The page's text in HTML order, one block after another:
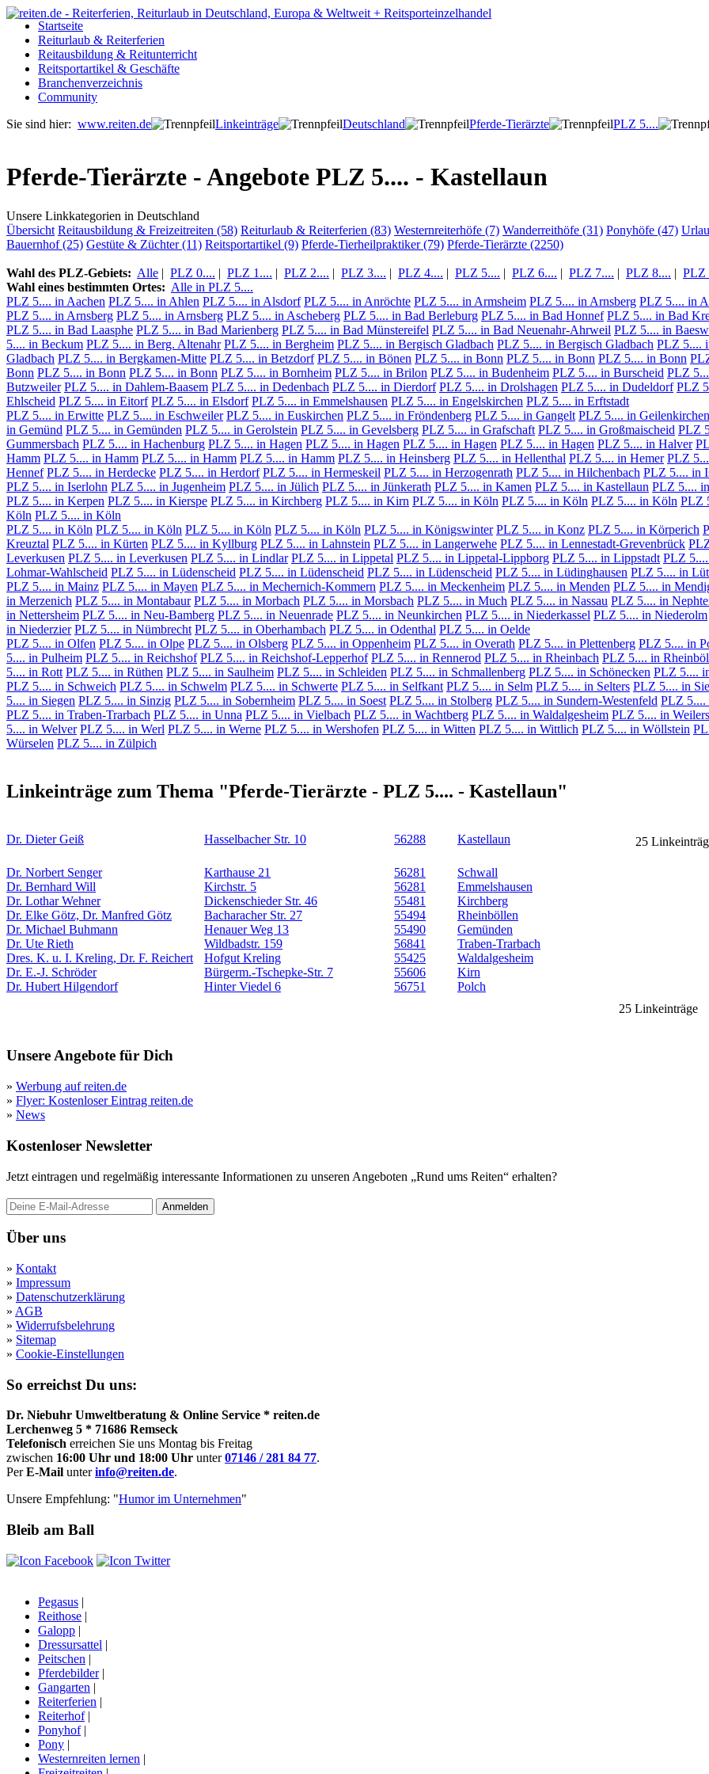
Startseite
Reiturlaub & Reiterferien
Reitausbildung & Reitunterricht
Reitsportartikel & Geschäfte
Branchenverzeichnis
Community
Sie sind hier: www.reiten.de Linkeinträge Deutschland Pferde-Tierärzte PLZ 5....
Pferde-Tierärzte - Angebote PLZ 5.... - Kastellaun
Unsere Linkkategorien in Deutschland
Übersicht Reitausbildung & Freizeitreiten (58) Reiturlaub & Reiterferien (83) Westernreiterhöfe (7) Wanderreithöfe (31) Ponyhöfe (47)
Bauernhof (25) Gestüte & Züchter (11) Reitsportartikel (9) Pferde-Tierheilpraktiker (79) Pferde-Tierärzte (2250)
Wahl des PLZ-Gebiets: Alle | PLZ 0.... | PLZ 1.... | PLZ 2.... | PLZ 3.... | PLZ 4.... | PLZ 5.... | PLZ 6.... | PLZ 7.... | PLZ 8.... | PLZ
Wahl eines bestimmten Ortes: Alle in PLZ 5....
PLZ 5.... in Aachen PLZ 5.... in Ahlen PLZ 5.... in Alsdorf PLZ 5.... in Anröchte PLZ 5.... in Armsheim PLZ 5.... in Arnsberg PLZ 5.... in
PLZ 5.... in Arnsberg PLZ 5.... in Arnsberg PLZ 5.... in Ascheberg PLZ 5.... in Bad Berleburg PLZ 5.... in Bad Honnef PLZ 5.... in Bad
PLZ 5.... in Bad Laasphe PLZ 5.... in Bad Marienberg PLZ 5.... in Bad Münstereifel PLZ 5.... in Bad Neuenahr-Ahrweil PLZ 5.... in
5.... in Beckum PLZ 5.... in Berg. Altenahr PLZ 5.... in Bergheim PLZ 5.... in Bergisch Gladbach PLZ 5.... in Bergisch Gladbach PLZ 5....
Gladbach PLZ 5.... in Bergkamen-Mitte PLZ 5.... in Betzdorf PLZ 5.... in Bönen PLZ 5.... in Bonn PLZ 5.... in Bonn PLZ 5.... in Bonn
Bonn PLZ 5.... in Bonn PLZ 5.... in Bonn PLZ 5.... in Bornheim PLZ 5.... in Brilon PLZ 5.... in Budenheim PLZ 5.... in Burscheid PLZ
Butzweiler PLZ 5.... in Dahlem-Baasem PLZ 5.... in Dedenbach PLZ 5.... in Dierdorf PLZ 5.... in Drolshagen PLZ 5.... in Dudeldorf PLZ
Ehlscheid PLZ 5.... in Eitorf PLZ 5.... in Elsdorf PLZ 5.... in Emmelshausen PLZ 5.... in Engelskirchen PLZ 5.... in Erftstadt
PLZ 5.... in Erwitte PLZ 5.... in Eschweiler PLZ 5.... in Euskirchen PLZ 5.... in Fröndenberg PLZ 5.... in Gangelt PLZ 5.... in Geilenkirchen
in Gemünd PLZ 5.... in Gemünden PLZ 5.... in Gerolstein PLZ 5.... in Gevelsberg PLZ 5.... in Grafschaft PLZ 5.... in Großmaischeid PLZ
Gummersbach PLZ 5.... in Hachenburg PLZ 5.... in Hagen PLZ 5.... in Hagen PLZ 5.... in Hagen PLZ 5.... in Hagen PLZ 5.... in Halver
Hamm PLZ 5.... in Hamm PLZ 5.... in Hamm PLZ 5.... in Hamm PLZ 5.... in Heinsberg PLZ 5.... in Hellenthal PLZ 5.... in Hemer PLZ
Hennef PLZ 5.... in Herdecke PLZ 5.... in Herdorf PLZ 5.... in Hermeskeil PLZ 5.... in Herzogenrath PLZ 5.... in Hilchenbach PLZ 5.... in
PLZ 5.... in Iserlohn PLZ 5.... in Jugenheim PLZ 5.... in Jülich PLZ 5.... in Jünkerath PLZ 5.... in Kamen PLZ 5.... in Kastellaun PLZ 5....
PLZ 5.... in Kerpen PLZ 5.... in Kierspe PLZ 5.... in Kirchberg PLZ 5.... in Kirn PLZ 5.... in Köln PLZ 5.... in Köln PLZ 5.... in Köln PLZ
Köln PLZ 5.... in Köln
PLZ 5.... in Köln PLZ 5.... in Köln PLZ 5.... in Köln PLZ 5.... in Köln PLZ 5.... in Königswinter PLZ 5.... in Konz PLZ 5.... in Körperich
Kreuztal PLZ 5.... in Kürten PLZ 5.... in Kyllburg PLZ 5.... in Lahnstein PLZ 5.... in Langerwehe PLZ 5.... in Lennestadt-Grevenbrück
Leverkusen PLZ 5.... in Leverkusen PLZ 5.... in Lindlar PLZ 5.... in Lippetal PLZ 5.... in Lippetal-Lippborg PLZ 5.... in Lippstadt PLZ
Lohmar-Wahlscheid PLZ 5.... in Lüdenscheid PLZ 5.... in Lüdenscheid PLZ 5.... in Lüdenscheid PLZ 5.... in Lüdinghausen PLZ 5.... in
PLZ 5.... in Mainz PLZ 5.... in Mayen PLZ 5.... in Mechernich-Kommern PLZ 5.... in Meckenheim PLZ 5.... in Menden PLZ 5.... in
in Merzenich PLZ 5.... in Montabaur PLZ 5.... in Morbach PLZ 5.... in Morsbach PLZ 5.... in Much PLZ 5.... in Nassau PLZ 5.... in
in Nettersheim PLZ 5.... in Neu-Bamberg PLZ 5.... in Neuenrade PLZ 5.... in Neunkirchen PLZ 5.... in Niederkassel PLZ 5.... in Niederolm
in Niederzier PLZ 5.... in Nümbrecht PLZ 5.... in Oberhambach PLZ 5.... in Odenthal PLZ 5.... in Oelde
PLZ 5.... in Olfen PLZ 5.... in Olpe PLZ 5.... in Olsberg PLZ 5.... in Oppenheim PLZ 5.... in Overath PLZ 5.... in Plettenberg PLZ 5.... in
5.... in Pulheim PLZ 5.... in Reichshof PLZ 5.... in Reichshof-Lepperhof PLZ 5.... in Rennerod PLZ 5.... in Rheinbach PLZ 5.... in
5.... in Rott PLZ 5.... in Rüthen PLZ 5.... in Saulheim PLZ 5.... in Schleiden PLZ 5.... in Schmallenberg PLZ 5.... in Schönecken PLZ 5....
PLZ 5.... in Schweich PLZ 5.... in Schwelm PLZ 5.... in Schwerte PLZ 5.... in Selfkant PLZ 5.... in Selm PLZ 5.... in Selters PLZ 5.... in
5.... in Siegen PLZ 5.... in Sinzig PLZ 5.... in Sobernheim PLZ 5.... in Soest PLZ 5.... in Stolberg PLZ 5.... in Sundern-Westenfeld PLZ 5....
PLZ 5.... in Traben-Trarbach PLZ 5.... in Unna PLZ 5.... in Vielbach PLZ 5.... in Wachtberg PLZ 5.... in Waldalgesheim PLZ 5.... in
5.... in Welver PLZ 5.... in Werl PLZ 5.... in Werne PLZ 5.... in Wershofen PLZ 5.... in Witten PLZ 5.... in Wittlich PLZ 5.... in Wöllstein
Würselen PLZ 5.... in Zülpich
Linkeinträge zum Thema "Pferde-Tierärzte - PLZ 5.... - Kastellaun"
25
Dr. Dieter Geiß Hasselbacher Str. 10 56288 Kastellaun
Dr. Norbert Senger Karthause 21 56281
Schwall
Dr. Bernhard Will
Kirchstr. 5 56281
Emmelshausen
Dr. Lothar Wehner
Dickenschieder Str. 46 55481
Kirchberg
Dr. Elke Götz, Dr. Manfred Götz
Bacharacher Str. 27 55494
Rheinböllen
Dr. Michael Buhmann
Henauer Weg 13 55490
Gemünden
Dr. Ute Rieth
Wildbadstr. 159 56841
Traben-Trarbach
Dres. K. u. I. Kreling, Dr. F. Reichert
Hofgut Kreling 55425
Waldalgesheim
Dr. E.-J. Schröder
Bürgerm.-Tschepke-Str. 7 55606
Kirn
Dr. Hubert Hilgendorf
Hinter Viedel 6 56751
Polch
25 Linkeinträge
Unsere Angebote für Dich
» Werbung auf reiten.de
» Flyer: Kostenloser Eintrag reiten.de
» News
Kostenloser Newsletter
Jetzt eintragen und regelmäßig interessante Informationen zu unseren Angeboten „Rund ums Reiten“ erhalten?
Anmelden
Über uns
» Kontakt
» Impressum
» Datenschutzerklärung
» AGB
» Widerrufsbelehrung
» Sitemap
» Cookie-Einstellungen
So erreichst Du uns:
Dr. Niebuhr Umweltberatung & Online Service * reiten.de
Lerchenweg 5 * 71686 Remseck
Telefonisch erreichen Sie uns Montag bis Freitag
zwischen 16:00 Uhr und 18:00 Uhr unter07146 / 281 84 77.
PerE-Mail unterinfo@reiten.de.
Unsere Empfehlung: "Humor im Unternehmen"
Bleib am Ball
Pegasus |
Reithose |
Galopp |
Dressursattel |
Peitschen |
Pferdebilder|
Gangarten |
Reiterferien |
Reiterhof|
Ponyhof|
Pony |
Westernreiten lernen |